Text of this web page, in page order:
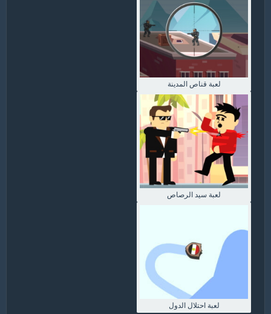
لعبة قناص المدينة
لعبة سيد الرصاص
لعبة احتلال الدول